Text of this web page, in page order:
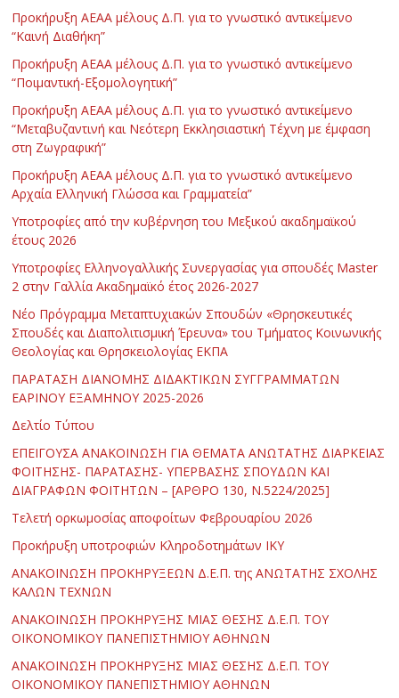
Προκήρυξη ΑΕΑΑ μέλους Δ.Π. για το γνωστικό αντικείμενο
“Καινή Διαθήκη”
Προκήρυξη ΑΕΑΑ μέλους Δ.Π. για το γνωστικό αντικείμενο
“Ποιμαντική-Εξομολογητική”
Προκήρυξη ΑΕΑΑ μέλους Δ.Π. για το γνωστικό αντικείμενο
“Μεταβυζαντινή και Νεότερη Εκκλησιαστική Τέχνη με έμφαση
στη Ζωγραφική”
Προκήρυξη ΑΕΑΑ μέλους Δ.Π. για το γνωστικό αντικείμενο
Αρχαία Ελληνική Γλώσσα και Γραμματεία”
Υποτροφίες από την κυβέρνηση του Μεξικού ακαδημαϊκού
έτους 2026
Υποτροφίες Ελληνογαλλικής Συνεργασίας για σπουδές Master
2 στην Γαλλία Ακαδημαϊκό έτος 2026-2027
Νέο Πρόγραμμα Μεταπτυχιακών Σπουδών «Θρησκευτικές
Σπουδές και Διαπολιτισμική Έρευνα» του Τμήματος Κοινωνικής
Θεολογίας και Θρησκειολογίας ΕΚΠΑ
ΠΑΡΑΤΑΣΗ ΔΙΑΝΟΜΗΣ ΔΙΔΑΚΤΙΚΩΝ ΣΥΓΓΡΑΜΜΑΤΩΝ
ΕΑΡΙΝΟΥ ΕΞΑΜΗΝΟΥ 2025-2026
Δελτίο Τύπου
ΕΠΕΙΓΟΥΣΑ ΑΝΑΚΟΙΝΩΣΗ ΓΙΑ ΘΕΜΑΤΑ ΑΝΩΤΑΤΗΣ ΔΙΑΡΚΕΙΑΣ
ΦΟΙΤΗΣΗΣ- ΠΑΡΑΤΑΣΗΣ- ΥΠΕΡΒΑΣΗΣ ΣΠΟΥΔΩΝ ΚΑΙ
ΔΙΑΓΡΑΦΩΝ ΦΟΙΤΗΤΩΝ – [ΑΡΘΡΟ 130, Ν.5224/2025]
Τελετή ορκωμοσίας αποφοίτων Φεβρουαρίου 2026
Προκήρυξη υποτροφιών Κληροδοτημάτων ΙΚΥ
ΑΝΑΚΟΙΝΩΣΗ ΠΡΟΚΗΡΥΞΕΩΝ Δ.Ε.Π. της ΑΝΩΤΑΤΗΣ ΣΧΟΛΗΣ
ΚΑΛΩΝ ΤΕΧΝΩΝ
ΑΝΑΚΟΙΝΩΣΗ ΠΡΟΚΗΡΥΞΗΣ ΜΙΑΣ ΘΕΣΗΣ Δ.Ε.Π. ΤΟΥ
ΟΙΚΟΝΟΜΙΚΟΥ ΠΑΝΕΠΙΣΤΗΜΙΟΥ ΑΘΗΝΩΝ
ΑΝΑΚΟΙΝΩΣΗ ΠΡΟΚΗΡΥΞΗΣ ΜΙΑΣ ΘΕΣΗΣ Δ.Ε.Π. ΤΟΥ
ΟΙΚΟΝΟΜΙΚΟΥ ΠΑΝΕΠΙΣΤΗΜΙΟΥ ΑΘΗΝΩΝ